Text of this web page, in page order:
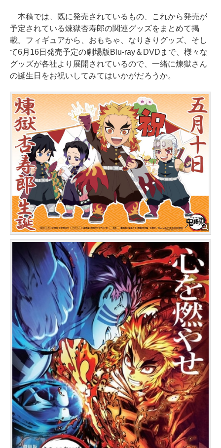
本稿では、既に発売されているもの、これから発売が
予定されている煉獄杏寿郎の関連グッズをまとめて掲
載。フィギュアから、おもちゃ、なりきりグッズ、そし
て6月16日発売予定の劇場版Blu-ray＆DVDまで、様々な
グッズが各社より展開されているので、一緒に煉獄さん
の誕生日をお祝いしてみてはいかがだろうか。